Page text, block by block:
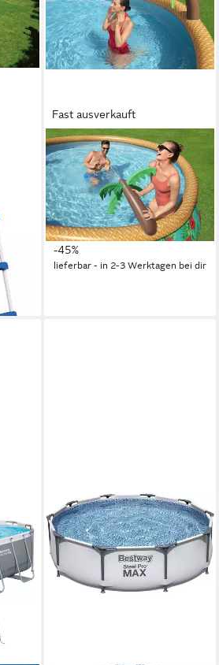
Fast ausverkauft
BESTWAY
Quick-Up Pool Fast Set™ (Set,
Inkl. Filterpumpe), Ø 457 x 84
cm
114,95 € UVP209,95 €
10,50 €mtl. in 12 Raten
-45%
lieferbar - in 2-3 Werktagen bei dir